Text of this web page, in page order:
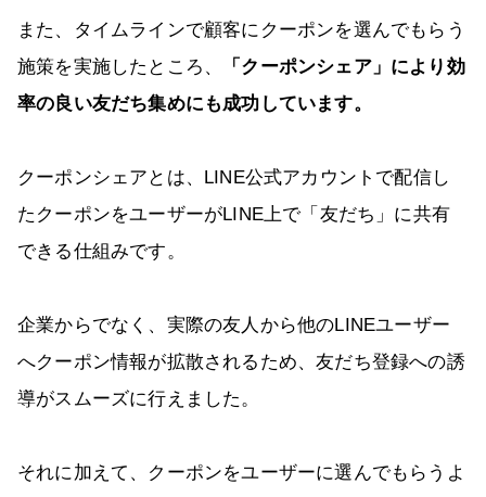
また、タイムラインで顧客にクーポンを選んでもらう
施策を実施したところ、
「クーポンシェア」により効
率の良い友だち集めにも成功しています。
クーポンシェアとは、LINE公式アカウントで配信し
たクーポンをユーザーがLINE上で「友だち」に共有
できる仕組みです。
企業からでなく、実際の友人から他のLINEユーザー
へクーポン情報が拡散されるため、友だち登録への誘
導がスムーズに行えました。
それに加えて、クーポンをユーザーに選んでもらうよ